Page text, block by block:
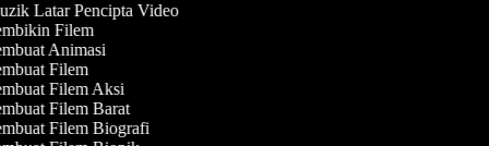
Latar Pencipta Video
Filem
Animasi
Filem
Filem Aksi
Filem Barat
Filem Biografi